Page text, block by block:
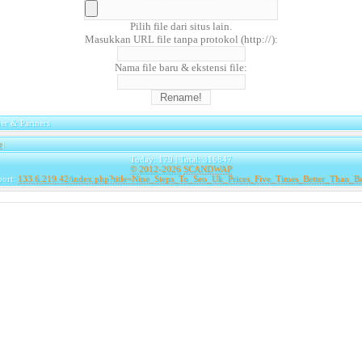
Pilih file dari situs lain.
Masukkan URL file tanpa protokol (http://):
Nama file baru & ekstensi file:
& Partners
|
Today: 179 | Total: 316847
© 2012-2026 SCANDWAP
133.6.219.42/